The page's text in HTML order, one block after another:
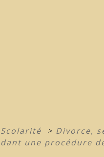
> Divorce,
une procédure